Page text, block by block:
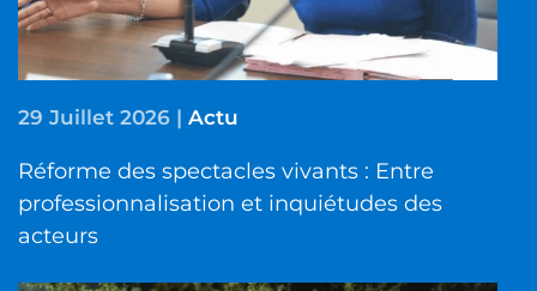
29 Juillet 2026 | Actu
Réforme des spectacles vivants : Entre
professionnalisation et inquiétudes des
acteurs